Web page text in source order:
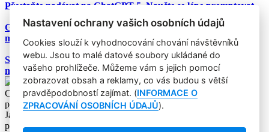
Přestaňte nadávat na ChatGPT-5. Naučte se lépe promptovat
Google Nano Banana nabízí dosud největší potenciál pro
marketing mezi genAI modely pro tvorbu obrázků
Studie: Využívání generativní AI mezi spotřebiteli při online
nakupování prudce roste
Copyright © 2004-2020 Focus Agency, s.r.o. Plné znění licenčních
podmínek. ISSN 1803-957X
Jakékoliv publikování, přebírání nebo šíření obsahu je bez
písemného souhlasu Focus Agency, s.r.o. zakázáno.
Nastavení ochrany vašich osobních údajů
Cookies slouží k vyhodnocování chování návštěvníků
webu. Jsou to malé datové soubory ukládané do
vašeho prohlížeče. Můžeme vám s jejich pomocí
zobrazovat obsah a reklamy, co vás budou s větší
pravděpodobností zajímat. (INFORMACE O
ZPRACOVÁNÍ OSOBNÍCH ÚDAJŮ).